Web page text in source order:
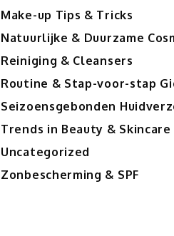
Make-up Tips & Tricks
Natuurlijke & Duurzame
Reiniging & Cleansers
Routine & Stap-voor-stap
Seizoensgebonden
Trends in Beauty & Skincare
Uncategorized
Zonbescherming & SPF